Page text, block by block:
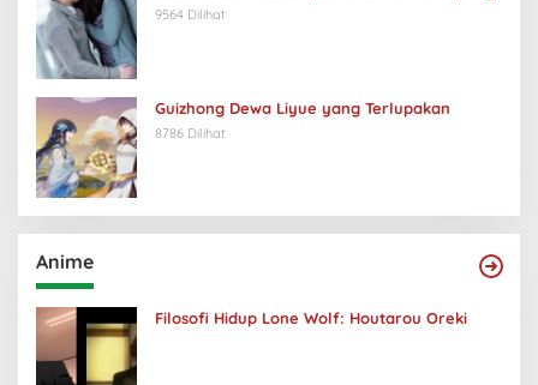
9564 Dilihat
Guizhong Dewa Liyue yang Terlupakan
8786 Dilihat
Anime
Filosofi Hidup Lone Wolf: Houtarou Oreki